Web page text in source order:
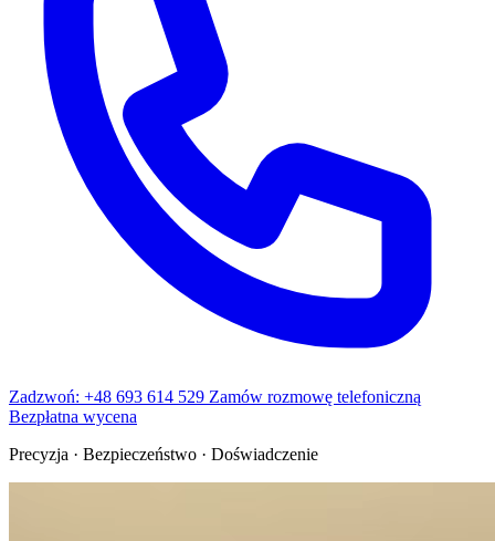
Zadzwoń: +48 693 614 529 Zamów rozmowę telefoniczną
Bezpłatna wycena
Precyzja · Bezpieczeństwo · Doświadczenie